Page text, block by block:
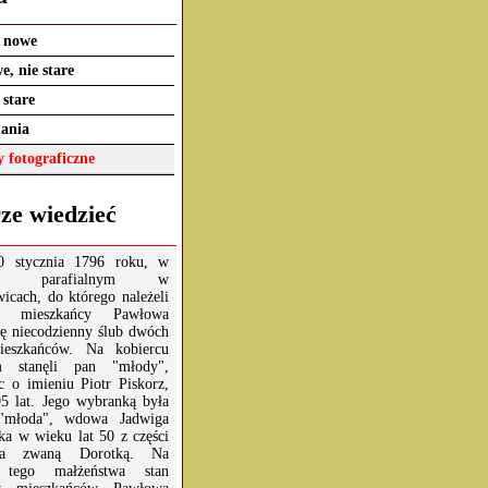
nie stare
fotograficzne
wiedzieć
stycznia 1796 roku, w
parafialnym w
do którego należeli
mieszkańcy Pawłowa
niecodzienny ślub dwóch
Na kobiercu
stanęli pan "młody",
o imieniu Piotr Piskorz,
lat. Jego wybranką była
wdowa Jadwiga
w wieku lat 50 z części
zwaną Dorotką. Na
małżeństwa stan